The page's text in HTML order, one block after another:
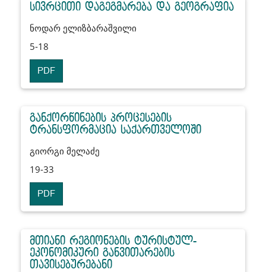
სივრცითი დაგეგმარება და გეოგრაფია
ნოდარ ელიზბარაშვილი
5-18
PDF
განქორწინების პროცესების
ტრანსფორმაცია საქართველოში
გიორგი მელაძე
19-33
PDF
მთიანი რეგიონების ტურისტულ-
ეკონომიკური განვითარების
თავისებურებანი